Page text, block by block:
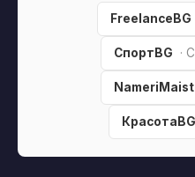
FreelanceBG
СпортBG ·
КрасотаBG